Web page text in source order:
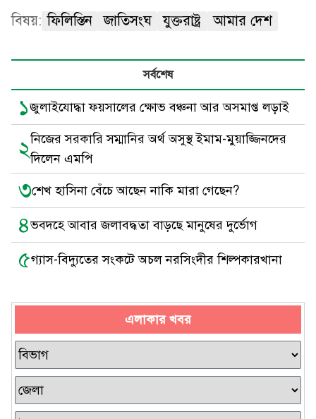
বিষয়: ফিলিস্তিন জাতিসংঘ যুক্তরাষ্ট্র আমার দেশ
সর্বশেষ
১জুলাইযোদ্ধা ফয়সালের ক্ষোভ বঞ্চনা আর অসমাপ্ত লড়াই
২নিজের সরকারি সম্মানির অর্থ অসুস্থ ইমাম-মুয়াজ্জিনদের
দিলেন এমপি
৩শেখ হাসিনা বেঁচে আছেন নাকি মারা গেছেন?
৪ভবদহে আবার জলাবদ্ধতা বাড়ছে মানুষের দুর্ভোগ
৫গ্যাস-বিদ্যুতের সংকটে অচল নরসিংদীর শিল্পকারখানা
এলাকার খবর